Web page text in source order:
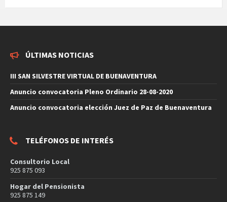
ÚLTIMAS NOTICIAS
III SAN SILVESTRE VIRTUAL DE BUENAVENTURA
Anuncio convocatoria Pleno Ordinario 28-08-2020
Anuncio convocatoria elección Juez de Paz de Buenaventura
TELÉFONOS DE INTERÉS
Consultorio Local
925 875 093
Hogar del Pensionista
925 875 149